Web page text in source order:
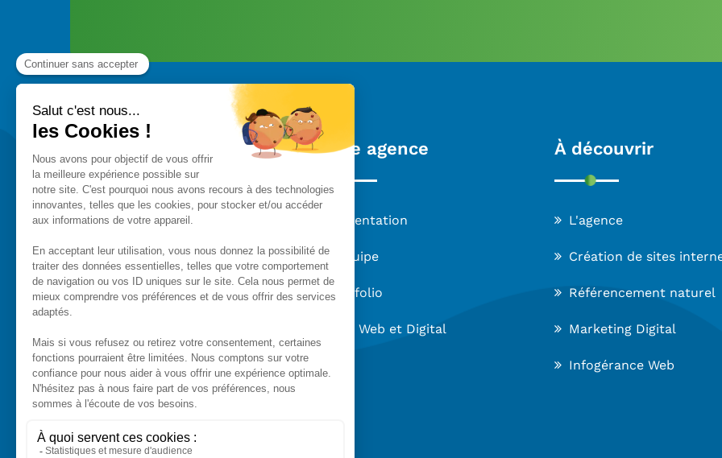
ONLYTECH
qui regroupe l'ensemble des
compétences nécessaires pour la
conduite de votre projet digital.
Notre agence
Présentation
L'équipe
Portfolio
Blog Web et Digital
À découvrir
L'agence
Création de sites
Référencement naturel
Marketing Digital
Infogérance Web